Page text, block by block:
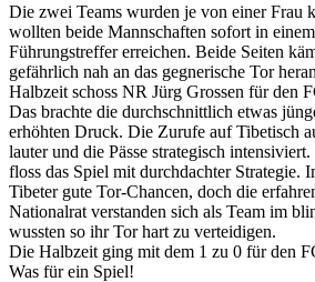
Die zwei Teams wurden je von einer Frau
wollten beide Mannschaften sofort in
Führungstreffer erreichen. Beide Seiten
gefährlich nah an das gegnerische Tor
Halbzeit schoss NR Jürg Grossen für den
Das brachte die durchschnittlich etwas
erhöhten Druck. Die Zurufe auf Tibetisch
lauter und die Pässe strategisch
floss das Spiel mit durchdachter Strategie.
Tibeter gute Tor-Chancen, doch die
Nationalrat verstanden sich als Team im
wussten so ihr Tor hart zu verteidigen.
Die Halbzeit ging mit dem 1 zu 0 für den
Was für ein Spiel!